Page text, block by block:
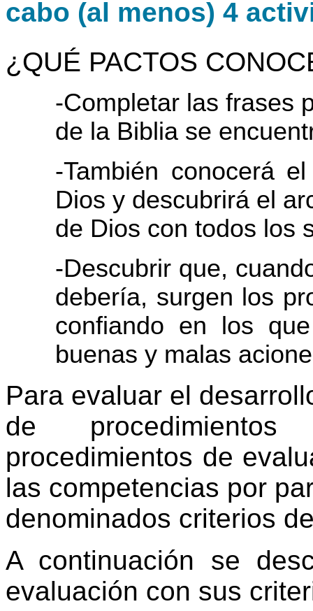
cabo (al menos) 4
¿QUÉ PACTOS
-Completar las frases
de la Biblia se
-También conocerá
Dios y descubrirá el
de Dios con todos los
-Descubrir que,
debería, surgen los
confiando en los
buenas y malas
Para evaluar el
de
procedimientos de
las competencias por
denominados criterios
A continuación se
evaluación con sus